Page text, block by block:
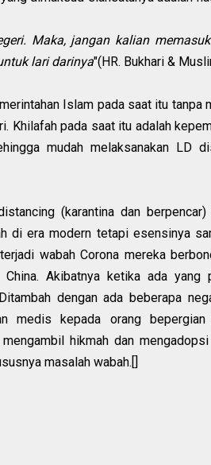
Maka, jangan kalian
lari darinya"(HR. Bukhari &
Islam pada saat itu tanpa
Khilafah pada saat itu adalah
mudah melaksanakan LD
(karantina dan berpencar)
di era modern tetapi esensinya
wabah Corona mereka
Akibatnya ketika ada yang
dengan ada beberapa
medis kepada orang bepergian
hikmah dan
masalah wabah.[]